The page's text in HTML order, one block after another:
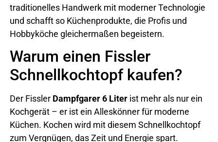
traditionelles Handwerk mit moderner Technologie
und schafft so Küchenprodukte, die Profis und
Hobbyköche gleichermaßen begeistern.
Warum einen Fissler
Schnellkochtopf kaufen?
Der Fissler Dampfgarer 6 Liter ist mehr als nur ein
Kochgerät – er ist ein Alleskönner für moderne
Küchen. Kochen wird mit diesem Schnellkochtopf
zum Vergnügen, das Zeit und Energie spart.